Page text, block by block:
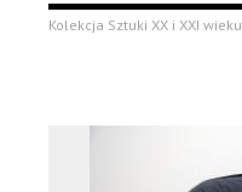
Kolekcja Sztuki XX i XXI wieku